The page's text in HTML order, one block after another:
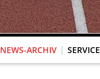
NEWS-ARCHIV SERVICE